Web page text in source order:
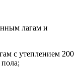
лагам и
с утеплением 200